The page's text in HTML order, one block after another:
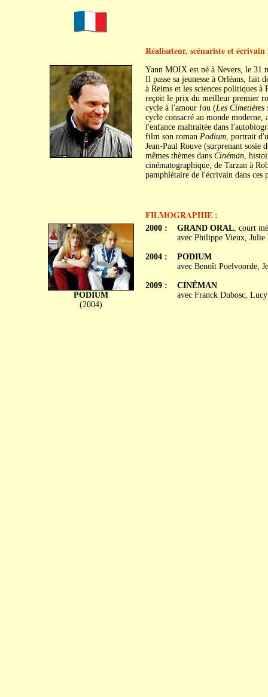
Réalisateur, scénariste et
Yann MOIX est né à Nevers, le 31
Il passe sa jeunesse à Orléans, fait
à Reims et les sciences politiques
reçoit le prix du meilleur premier
cycle à l'amour fou (Les Cimetières
cycle consacré au monde
l'enfance maltraitée dans
film son roman Podium, portrait
Jean-Paul Rouve (surprenant sosie
mêmes thèmes dans Cinéman,
cinématographique, de Tarzan à
pamphlétaire de l'écrivain dans ces
FILMOGRAPHIE :
PODIUM
(2004)
2000 :
2004 :
2009 :
GRAND ORAL, court
avec Philippe Vieux, Julie
PODIUM
avec Benoît Poelvoorde,
CINÉMAN
avec Franck Dubosc,